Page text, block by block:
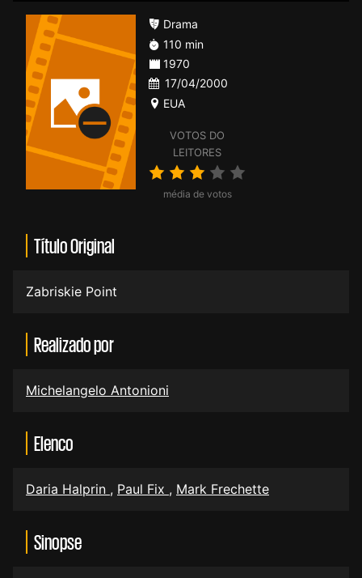
VOTOS DO
LEITORES
média de votos
Drama
110 min
1970
17/04/2000
EUA
Título Original
Zabriskie Point
Realizado por
Michelangelo Antonioni
Elenco
Daria Halprin , Paul Fix , Mark Frechette
Sinopse